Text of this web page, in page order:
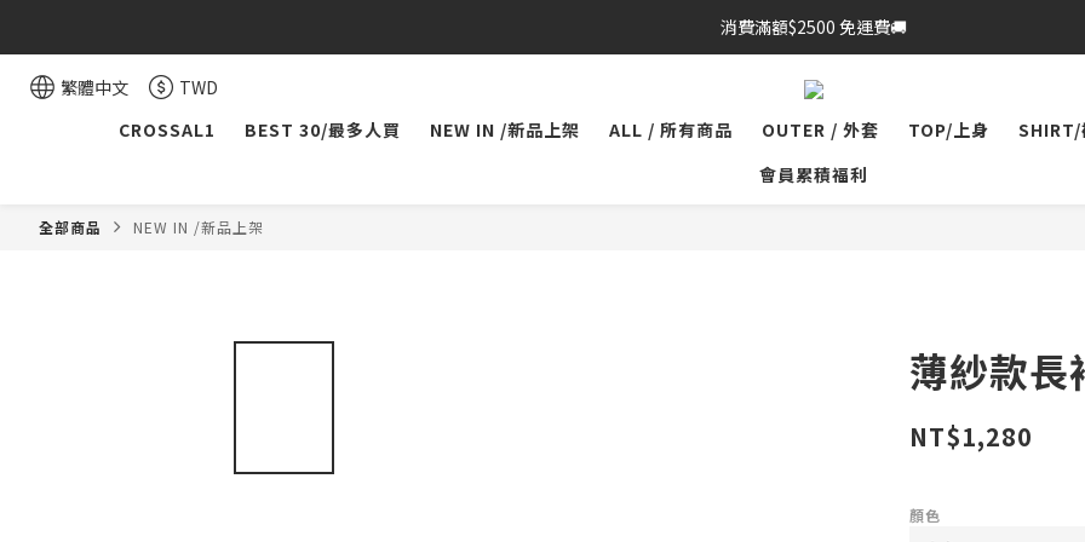
消費滿額$2500 免運費🚚
繁體中文
TWD
CROSSAL1
BEST 30/最多人買 NEW IN /新品上架 ALL / 所有商品 OUTER / 外套 TOP/上身
SHIRT/
會員累積福利
全部商品 NEW IN /新品上架
薄紗款長
NT$1,280
顏色